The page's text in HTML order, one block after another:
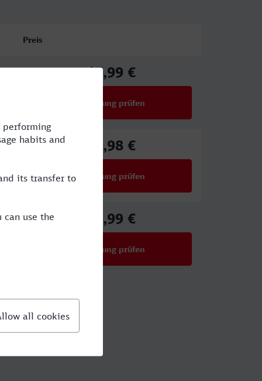
Preis
47,99 €
Verbindung prüfen
71,98 €
Verbindung prüfen
27,99 €
Verbindung prüfen